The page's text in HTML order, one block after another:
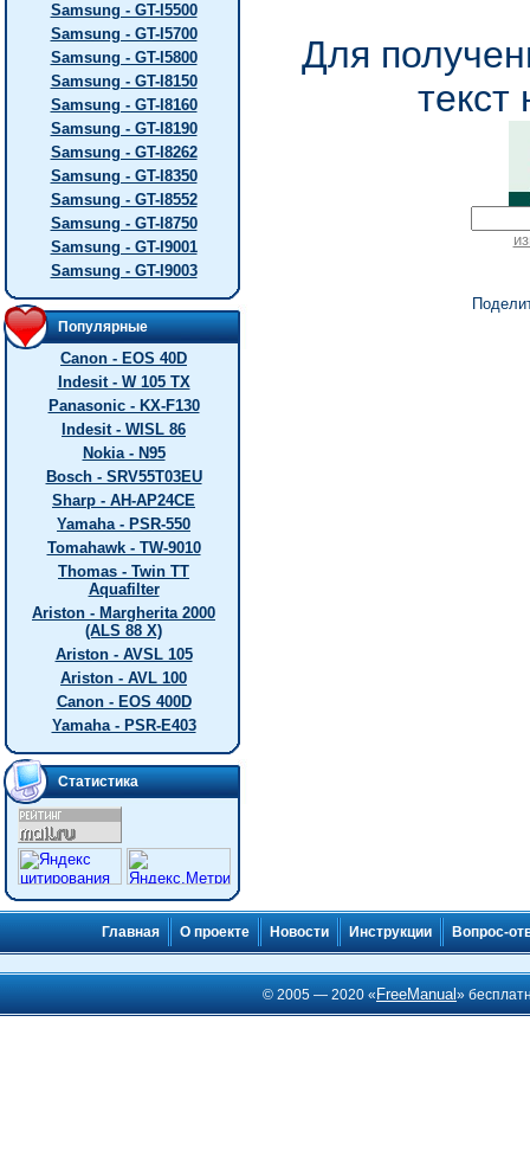
Samsung - GT-I5500
Samsung - GT-I5700
Samsung - GT-I5800
Samsung - GT-I8150
Samsung - GT-I8160
Samsung - GT-I8190
Samsung - GT-I8262
Samsung - GT-I8350
Samsung - GT-I8552
Samsung - GT-I8750
Samsung - GT-I9001
Samsung - GT-I9003
Популярные
Canon - EOS 40D
Indesit - W 105 TX
Panasonic - KX-F130
Indesit - WISL 86
Nokia - N95
Bosch - SRV55T03EU
Sharp - AH-AP24CE
Yamaha - PSR-550
Tomahawk - TW-9010
Thomas - Twin TT
Aquafilter
Ariston - Margherita 2000
(ALS 88 X)
Ariston - AVSL 105
Ariston - AVL 100
Canon - EOS 400D
Yamaha - PSR-E403
Статистика
Для
текст
Главная О проекте Новости Инструкции Вопрос-
© 2005 — 2020 « FreeManual»